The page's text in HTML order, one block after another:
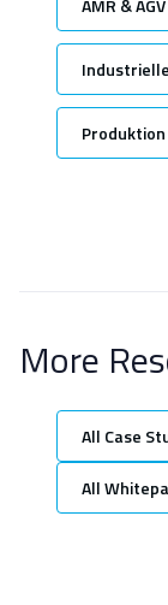
AMR &
Produktion
More
All Case
All